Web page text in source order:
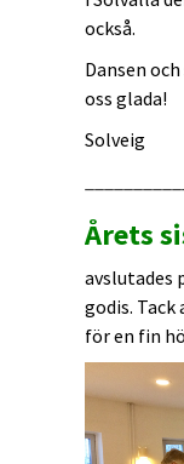
också.
Dansen
oss glada!
Solveig
Årets
avslutades
godis.
för en fin